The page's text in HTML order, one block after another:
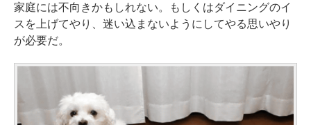
家庭には不向きかもしれない。もしくはダイニングのイ
スを上げてやり、迷い込まないようにしてやる思いやり
が必要だ。